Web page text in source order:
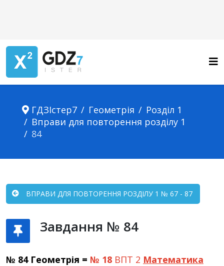
ГДЗІстер7 Геометрія
Розділ 1
Вправи для повторення розділу 1
84
ВПРАВИ ДЛЯ ПОВТОРЕННЯ РОЗДІЛУ 1 № 67 - 87
Завдання № 84
№ 84 Геометрія = № 18 ВПТ 2 Математика